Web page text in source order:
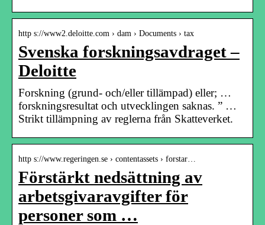
http s://www2.deloitte.com › dam › Documents › tax
Svenska forskningsavdraget –
Deloitte
Forskning (grund- och/eller tillämpad) eller; …
forskningsresultat och utvecklingen saknas. ” …
Strikt tillämpning av reglerna från Skatteverket.
http s://www.regeringen.se › contentassets › forstar…
Förstärkt nedsättning av
arbetsgivaravgifter för
personer som …